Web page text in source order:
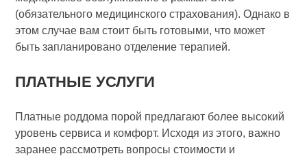
(обязательного медицинского страхования). Однако в
этом случае вам стоит быть готовыми, что может
быть запланировано отделение терапией.
ПЛАТНЫЕ УСЛУГИ
Платные роддома порой предлагают более высокий
уровень сервиса и комфорт. Исходя из этого, важно
заранее рассмотреть вопросы стоимости и